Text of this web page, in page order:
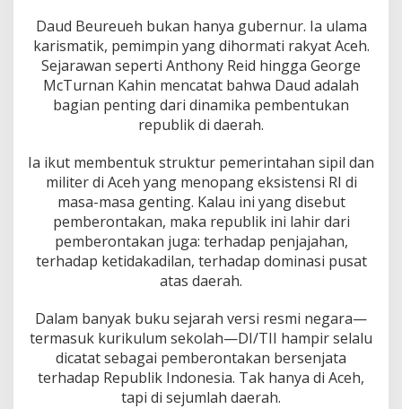
Daud Beureueh bukan hanya gubernur. Ia ulama
karismatik, pemimpin yang dihormati rakyat Aceh.
Sejarawan seperti Anthony Reid hingga George
McTurnan Kahin mencatat bahwa Daud adalah
bagian penting dari dinamika pembentukan
republik di daerah.
Ia ikut membentuk struktur pemerintahan sipil dan
militer di Aceh yang menopang eksistensi RI di
masa-masa genting. Kalau ini yang disebut
pemberontakan, maka republik ini lahir dari
pemberontakan juga: terhadap penjajahan,
terhadap ketidakadilan, terhadap dominasi pusat
atas daerah.
Dalam banyak buku sejarah versi resmi negara—
termasuk kurikulum sekolah—DI/TII hampir selalu
dicatat sebagai pemberontakan bersenjata
terhadap Republik Indonesia. Tak hanya di Aceh,
tapi di sejumlah daerah.